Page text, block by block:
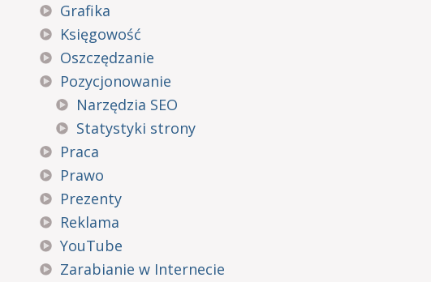
Grafika
Księgowość
Oszczędzanie
Pozycjonowanie
Narzędzia SEO
Statystyki strony
Praca
Prawo
Prezenty
Reklama
YouTube
Zarabianie w Internecie